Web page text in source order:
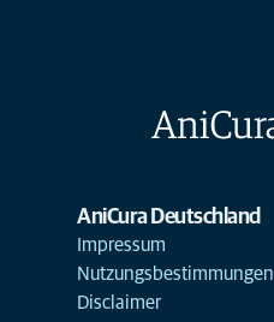
AniCura Deutschland
Impressum
Nutzungsbestimmungen
Disclaimer